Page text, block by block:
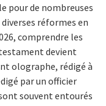
pour de nombreuses
réformes en
comprendre les
devient
olographe, rédigé à
par un officier
souvent entourés